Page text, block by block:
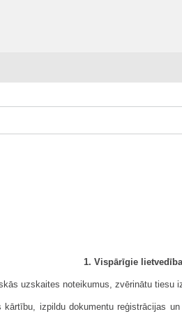
1. Vispārīgie
uzskaites noteikumus, zvērinātu tiesu
izpildu dokumentu reģistrācijas